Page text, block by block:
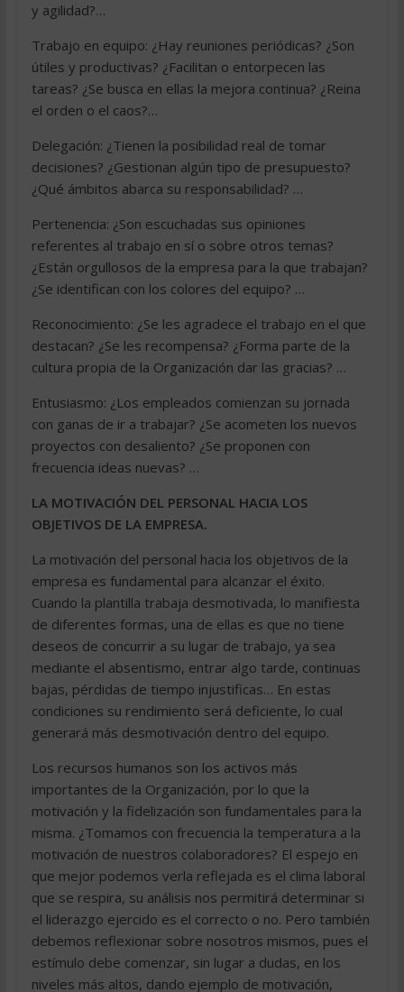
y agilidad?…
Trabajo en equipo: ¿Hay reuniones periódicas? ¿Son
útiles y productivas? ¿Facilitan o entorpecen las
tareas? ¿Se busca en ellas la mejora continua? ¿Reina
el orden o el caos?…
Delegación: ¿Tienen la posibilidad real de tomar
decisiones? ¿Gestionan algún tipo de presupuesto?
¿Qué ámbitos abarca su responsabilidad? …
Pertenencia: ¿Son escuchadas sus opiniones
referentes al trabajo en sí o sobre otros temas?
¿Están orgullosos de la empresa para la que trabajan?
¿Se identifican con los colores del equipo? …
Reconocimiento: ¿Se les agradece el trabajo en el que
destacan? ¿Se les recompensa? ¿Forma parte de la
cultura propia de la Organización dar las gracias? …
Entusiasmo: ¿Los empleados comienzan su jornada
con ganas de ir a trabajar? ¿Se acometen los nuevos
proyectos con desaliento? ¿Se proponen con
frecuencia ideas nuevas? …
LA MOTIVACIÓN DEL PERSONAL HACIA LOS
OBJETIVOS DE LA EMPRESA.
La motivación del personal hacia los objetivos de la
empresa es fundamental para alcanzar el éxito.
Cuando la plantilla trabaja desmotivada, lo manifiesta
de diferentes formas, una de ellas es que no tiene
deseos de concurrir a su lugar de trabajo, ya sea
mediante el absentismo, entrar algo tarde, continuas
bajas, pérdidas de tiempo injustificas… En estas
condiciones su rendimiento será deficiente, lo cual
generará más desmotivación dentro del equipo.
Los recursos humanos son los activos más
importantes de la Organización, por lo que la
motivación y la fidelización son fundamentales para la
misma. ¿Tomamos con frecuencia la temperatura a la
motivación de nuestros colaboradores? El espejo en
que mejor podemos verla reflejada es el clima laboral
que se respira, su análisis nos permitirá determinar si
el liderazgo ejercido es el correcto o no. Pero también
debemos reflexionar sobre nosotros mismos, pues el
estímulo debe comenzar, sin lugar a dudas, en los
niveles más altos, dando ejemplo de motivación,